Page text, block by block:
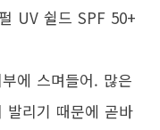
UV 쉴드 SPF 50+
에 스며들어. 많은
발리기 때문에 곧바